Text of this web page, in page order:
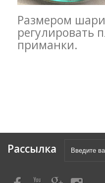
Размером
регулировать
приманки.
Рассылка